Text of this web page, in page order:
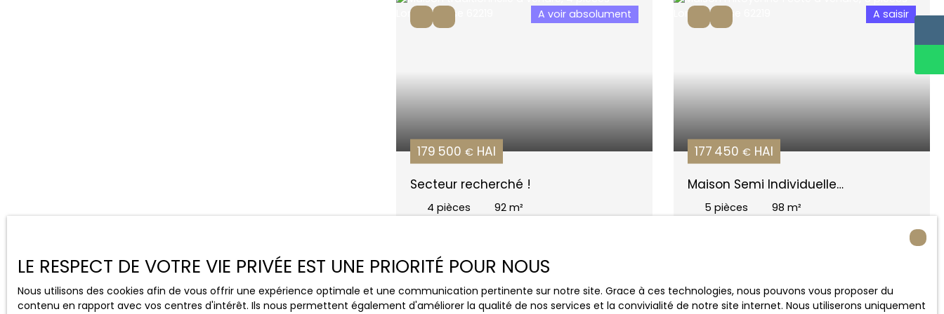
A voir absolument
179 500 € HAI
Secteur recherché !
4 pièces 92 m²
A saisir
177 450 € HAI
Maison Semi Individuelle
Longuenesse
5 pièces 98 m²
A voir absolument A voir absolument
LE RESPECT DE VOTRE VIE PRIVÉE EST UNE PRIORITÉ POUR NOUS
Nous utilisons des cookies afin de vous offrir une expérience optimale et une communication pertinente sur notre site. Grace à ces technologies, nous pouvons vous proposer du
contenu en rapport avec vos centres d'intérêt. Ils nous permettent également d'améliorer la qualité de nos services et la convivialité de notre site internet. Nous utiliserons uniquement